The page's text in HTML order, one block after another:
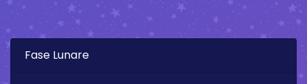
Fase Lunare